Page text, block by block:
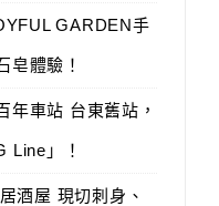
GARDEN手
皂體驗！
年車站 台東舊站，
Line」！
酒屋 現切刺身、